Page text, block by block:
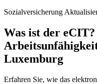
Sozialversicherung
Was ist der
Luxemburg
Erfahren Sie, wie das